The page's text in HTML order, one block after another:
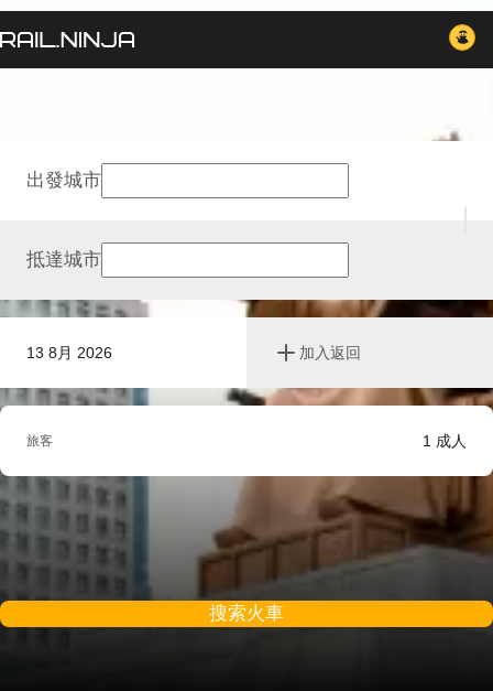
13 8月 2026 加入返回
出發城市
抵達城市
旅客 1 成人
搜索火車